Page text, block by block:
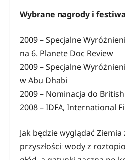
Wybrane nagrody i
2009 – Specjalne
na 6. Planete Doc Review
2009 – Specjalne
w Abu Dhabi
2009 – Nominacja do
2008 – IDFA, International
Jak będzie wyglądać
przyszłości: wody z